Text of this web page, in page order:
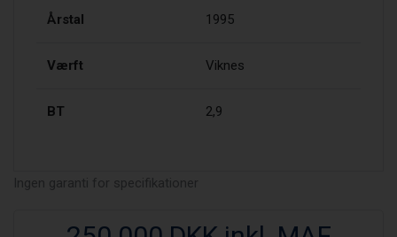
Årstal 1995
Værft Viknes
BT 2,9
Ingen garanti for specifikationer